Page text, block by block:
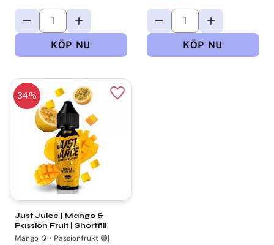
Just Juice | Mango &
Passion Fruit | Shortfill
Mango 🥭 • Passionfrukt 🟣|
34% Lägg till i favoriter